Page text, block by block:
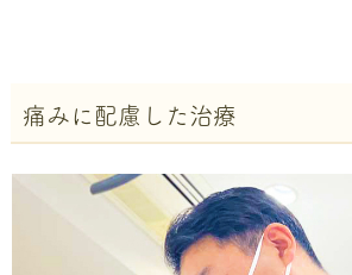
痛みに配慮した治療